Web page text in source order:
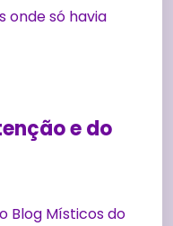
onde só havia
e do
Blog Místicos do